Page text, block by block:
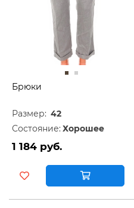
Брюки
Размер: 42
Состояние: Хорошее
1 184 руб.